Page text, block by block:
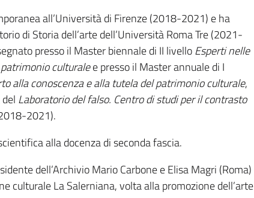
all’Università di Firenze (2018-2021) e ha
di Storia dell’arte dell’Università Roma Tre (2021-
presso il Master biennale di II livelloEsperti nelle
culturalee presso il Master annuale di I
alla conoscenza e alla tutela del patrimonio culturale,
Laboratorio del falso. Centro di studi per il contrasto
2021).
alla docenza di seconda fascia.
dell’Archivio Mario Carbone e Elisa Magri (Roma)
culturale La Salerniana, volta alla promozione dell’arte